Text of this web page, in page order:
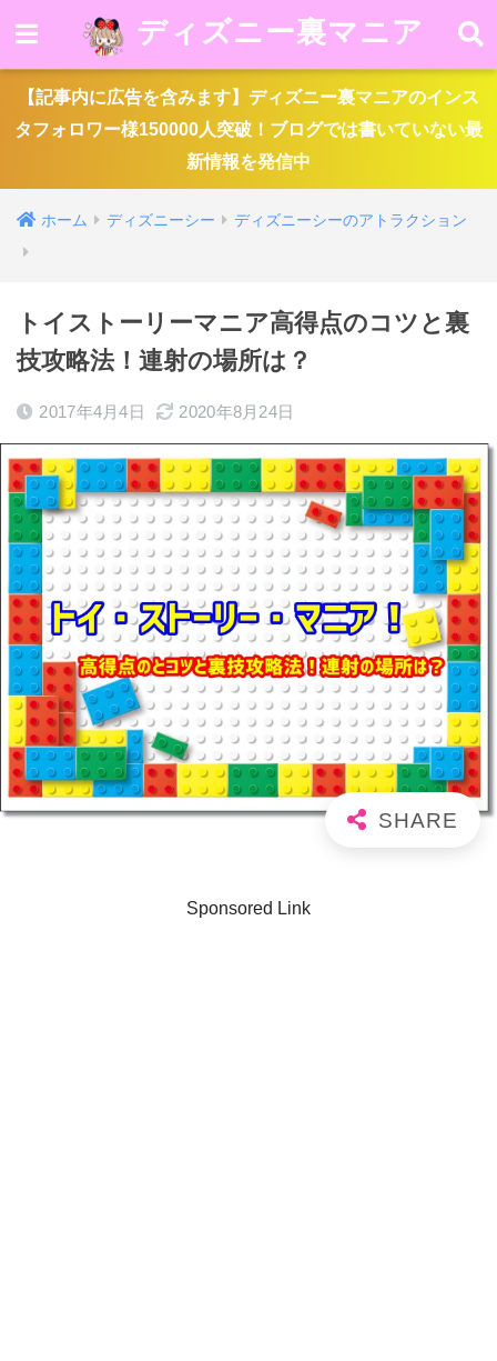
ディズニー裏マニア
【記事内に広告を含みます】ディズニー裏マニアのインス
タフォロワー様150000人突破！ブログでは書いていない最
新情報を発信中
ホーム ディズニーシー ディズニーシーのアトラクション
トイストーリーマニア高得点のコツと裏
技攻略法！連射の場所は？
2017年4月4日 2020年8月24日
Sponsored Link